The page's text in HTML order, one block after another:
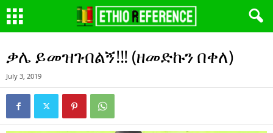
ቃሌ ይመዝገብልኝ!!! (ዘመድኩን በቀለ)
July 3, 2019